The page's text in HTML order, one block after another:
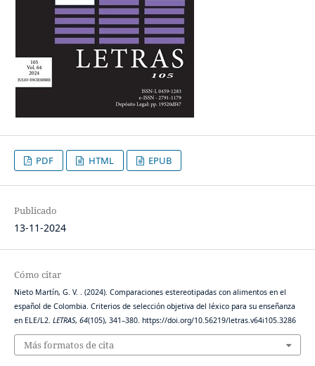
PDF HTML EPUB
Publicado
13-11-2024
Cómo citar
Nieto Martín, G. V. . (2024). Comparaciones estereotipadas con alimentos en el
español de Colombia. Criterios de selección objetiva del léxico para su enseñanza
en ELE/L2. LETRAS, 64(105), 341–380. https://doi.org/10.56219/letras.v64i105.3286
Más formatos de cita